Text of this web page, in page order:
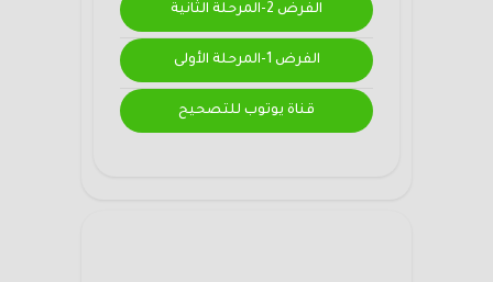
الفرض 2-المرحلة الثانية
الفرض 1-المرحلة الأولى
قناة يوتوب للتصحيح